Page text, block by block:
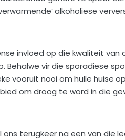
alkoholiese
invloed op die kwaliteit van
vir die sporadiese
vooruit nooi om hulle huise
om droog te word in die
terugkeer na een van die